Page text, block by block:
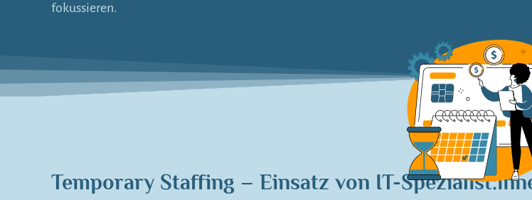
fokussieren.
Temporary Staffing – Einsatz von IT-